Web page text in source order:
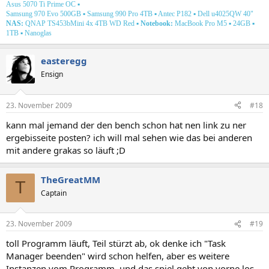
Asus 5070 Ti Prime OC ▪
Samsung 970 Evo 500GB ▪ Samsung 990 Pro 4TB ▪ Antec P182 ▪ Dell u4025QW 40"
NAS: QNAP TS453bMini 4x 4TB WD Red ▪ Notebook: MacBook Pro M5 ▪ 24GB ▪
1TB ▪ Nanoglas
easteregg
Ensign
23. November 2009 #18
kann mal jemand der den bench schon hat nen link zu ner
ergebisseite posten? ich will mal sehen wie das bei anderen
mit andere grakas so läuft ;D
T TheGreatMM
Captain
23. November 2009 #19
toll Programm läuft, Teil stürzt ab, ok denke ich "Task
Manager beenden" wird schon helfen, aber es weitere